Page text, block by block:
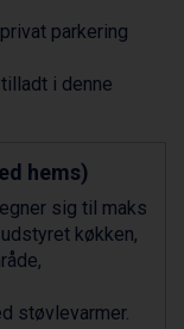
parkering
i denne
hems)
sig til maks
køkken,
støvlevarmer.